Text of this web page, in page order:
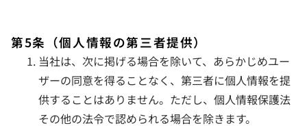
第5条（個人情報の第三者提供）
当社は、次に掲げる場合を除いて、あらかじめユー
ザーの同意を得ることなく、第三者に個人情報を提
供することはありません。ただし、個人情報保護法
その他の法令で認められる場合を除きます。